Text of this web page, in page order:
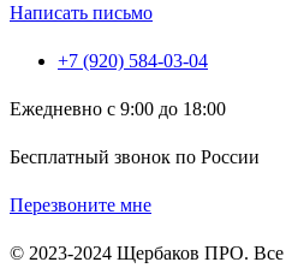
Написать письмо
+7 (920) 584-03-04
Ежедневно с 9:00 до 18:00
Бесплатный звонок по России
Перезвоните мне
© 2023-2024 Щербаков ПРО.